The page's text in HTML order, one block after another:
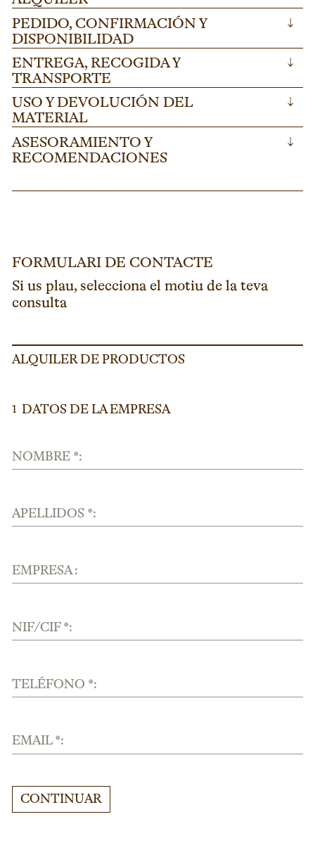
PEDIDO, CONFIRMACIÓN Y
DISPONIBILIDAD
↓
ENTREGA, RECOGIDA Y
TRANSPORTE
↓
USO Y DEVOLUCIÓN DEL
MATERIAL
↓
ASESORAMIENTO Y
RECOMENDACIONES
↓
FORMULARI DE CONTACTE
Si us plau, selecciona el motiu de la teva
consulta
ALQUILER DE PRODUCTOS
1 DATOS DE LA EMPRESA
NOMBRE *:
APELLIDOS *:
EMPRESA :
NIF/CIF *:
TELÉFONO *:
EMAIL *:
CONTINUAR